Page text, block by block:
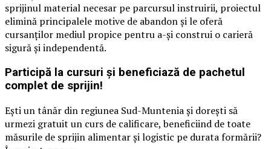
sprijinul material necesar pe parcursul instruirii, proiectul
elimină principalele motive de abandon și le oferă
cursanților mediul propice pentru a-și construi o carieră
sigură și independentă.
Participă la cursuri și beneficiază de pachetul
complet de sprijin!
Ești un tânăr din regiunea Sud-Muntenia și dorești să
urmezi gratuit un curs de calificare, beneficiind de toate
măsurile de sprijin alimentar și logistic pe durata formării?